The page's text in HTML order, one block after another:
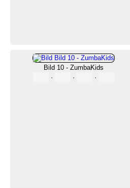
Bild 10 - ZumbaKids
·
· ·